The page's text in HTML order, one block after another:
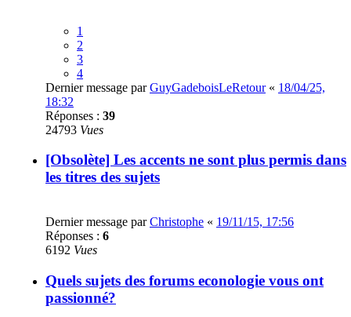
1
2
3
4
Dernier message parGuyGadeboisLeRetour« 18/04/25,
18:32
Réponses : 39
24793 Vues
[Obsolète] Les accents ne sont plus permis dans
les titres des sujets
Dernier message parChristophe « 19/11/15, 17:56
Réponses : 6
6192 Vues
Quels sujets des forums econologie vous ont
passionné?